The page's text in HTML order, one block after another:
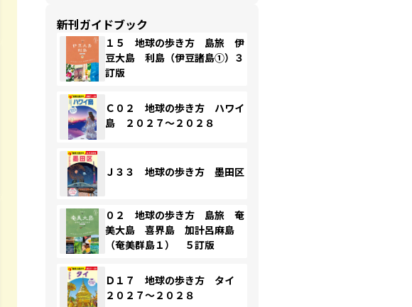
新刊ガイドブック
１５ 地球の歩き方 島旅 伊
豆大島 利島（伊豆諸島①）３
訂版
Ｃ０２ 地球の歩き方 ハワイ
島 ２０２７～２０２８
Ｊ３３ 地球の歩き方 墨田区
０２ 地球の歩き方 島旅 奄
美大島 喜界島 加計呂麻島
（奄美群島１） ５訂版
Ｄ１７ 地球の歩き方 タイ
２０２７～２０２８